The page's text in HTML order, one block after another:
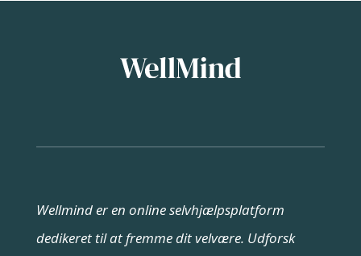
Wellmind er en online selvhjælpsplatform
dedikeret til at fremme dit velvære. Udforsk